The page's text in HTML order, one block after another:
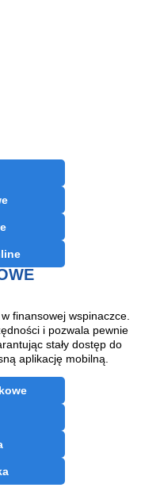
finansowej wspinaczce.
i pozwala pewnie
stały dostęp do
aplikację mobilną.